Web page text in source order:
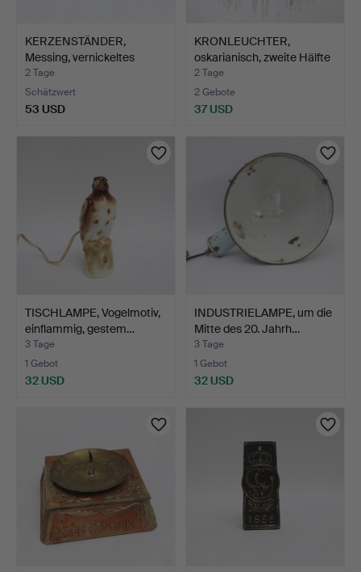
KERZENSTÄNDER,
Messing, vernickeltes
Metal…
2 Tage
Schätzwert
53 USD
KRONLEUCHTER,
oskarianisch, zweite Hälfte
…
2 Tage
2 Gebote
37 USD
TISCHLAMPE, Vogelmotiv,
einflammig, gestem…
3 Tage
1 Gebot
32 USD
INDUSTRIELAMPE, um die
Mitte des 20. Jahrh…
3 Tage
1 Gebot
32 USD